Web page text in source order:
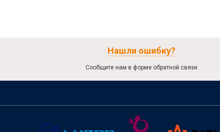
Нашли ошибку?
Сообщите нам в форме обратной связи